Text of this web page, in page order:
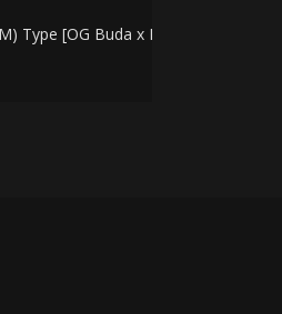
Type [OG Buda x Платина x